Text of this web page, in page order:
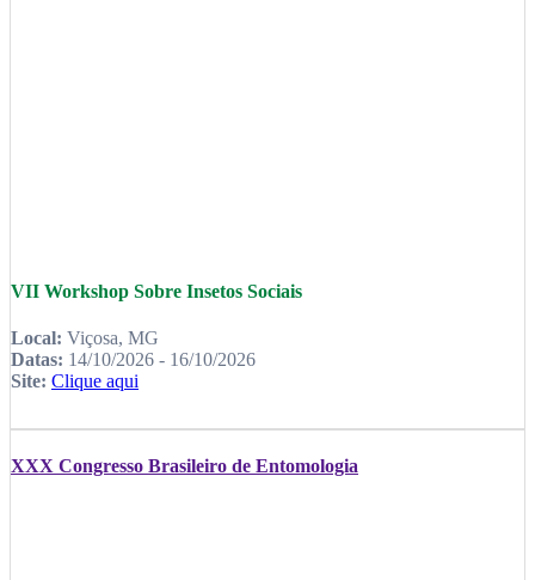
VII Workshop Sobre Insetos Sociais
Local: Viçosa, MG
Datas: 14/10/2026 - 16/10/2026
Site: Clique aqui
XXX Congresso Brasileiro de Entomologia